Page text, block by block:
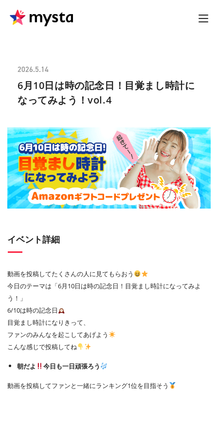
2026.5.14
6月10日は時の記念日！目覚まし時計に
なってみよう！vol.4
イベント詳細
動画を投稿してたくさんの人に見てもらおう
今日のテーマは「6月10日は時の記念日！目覚まし時計になってみよ
う！」
6/10は時の記念日
目覚まし時計になりきって、
ファンのみんなを起こしてあげよう
こんな感じで投稿してね
朝だよ 今日も一日頑張ろう
動画を投稿してファンと一緒にランキング1位を目指そう